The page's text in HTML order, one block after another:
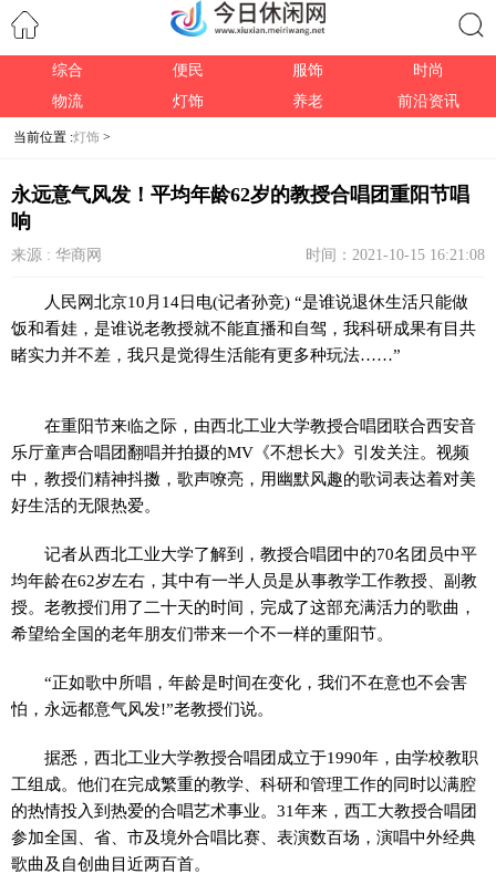
综合 便民 服饰
时尚
物流
灯饰 养老 前沿资讯
当前位置 :灯饰 >
永远意气风发！平均年龄62岁的教授合唱团重阳节唱
响
来源 : 华商网 时间：2021-10-15 16:21:08
人民网北京10月14日电(记者孙竞) “是谁说退休生活只能做
饭和看娃，是谁说老教授就不能直播和自驾，我科研成果有目共
睹实力并不差，我只是觉得生活能有更多种玩法……”
在重阳节来临之际，由西北工业大学教授合唱团联合西安音
乐厅童声合唱团翻唱并拍摄的MV《不想长大》引发关注。视频
中，教授们精神抖擞，歌声嘹亮，用幽默风趣的歌词表达着对美
好生活的无限热爱。
记者从西北工业大学了解到，教授合唱团中的70名团员中平
均年龄在62岁左右，其中有一半人员是从事教学工作教授、副教
授。老教授们用了二十天的时间，完成了这部充满活力的歌曲，
希望给全国的老年朋友们带来一个不一样的重阳节。
“正如歌中所唱，年龄是时间在变化，我们不在意也不会害
怕，永远都意气风发!”老教授们说。
据悉，西北工业大学教授合唱团成立于1990年，由学校教职
工组成。他们在完成繁重的教学、科研和管理工作的同时以满腔
的热情投入到热爱的合唱艺术事业。31年来，西工大教授合唱团
参加全国、省、市及境外合唱比赛、表演数百场，演唱中外经典
歌曲及自创曲目近两百首。